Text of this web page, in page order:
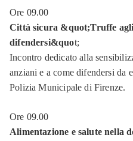
ragazzi
Intercultura
Mappa
della
lettura
Podcast
Ore 09.00
Città sicura &quot;Truffe
difendersi&quot;
Incontro dedicato alla
anziani e a come difendersi da
Polizia Municipale di Firenze.
Ore 09.00
Alimentazione e salute nella